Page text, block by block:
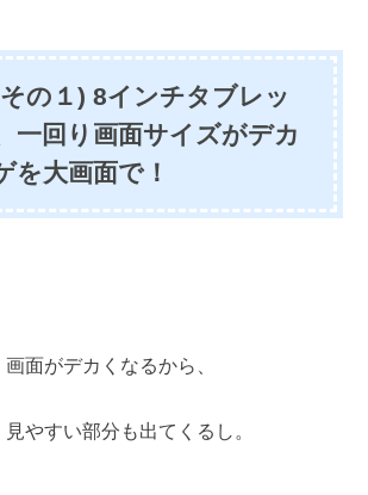
の１) 8インチタブレッ
一回り画面サイズがデカ
を大画面で！
面がデカくなるから、
やすい部分も出てくるし。